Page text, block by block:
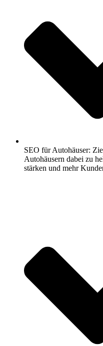
SEO für Autohäuser:
Autohäusern dabei zu
stärken und mehr